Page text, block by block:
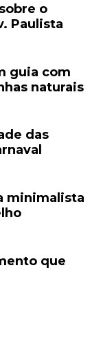
o
Paulista
guia com
naturais
das
minimalista
que